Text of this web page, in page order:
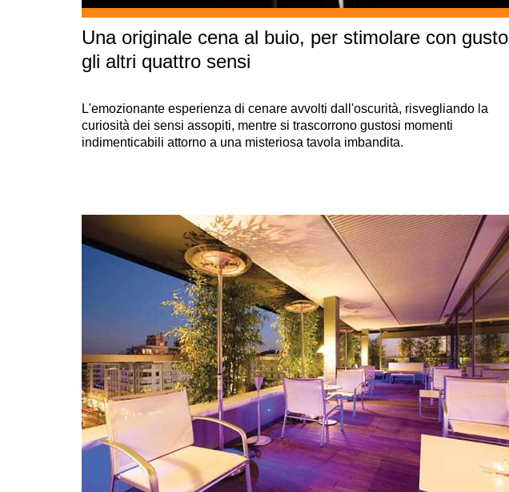
Una originale cena al buio, per stimolare con gusto
gli altri quattro sensi
L'emozionante esperienza di cenare avvolti dall'oscurità, risvegliando la
curiosità dei sensi assopiti, mentre si trascorrono gustosi momenti
indimenticabili attorno a una misteriosa tavola imbandita.